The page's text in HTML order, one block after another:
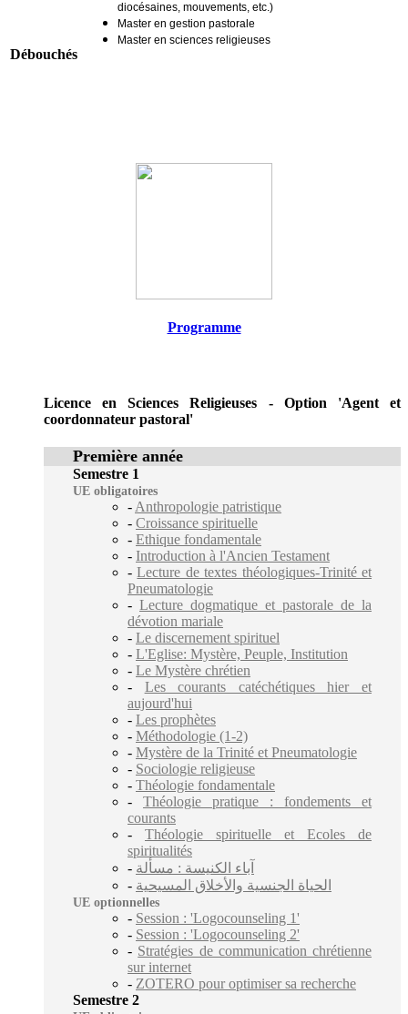
Débouchés
diocésaines, mouvements, etc.)
Master en gestion pastorale
Master en sciences religieuses
Programme
Licence en Sciences Religieuses - Option 'Agent et
coordonnateur pastoral'
Première année
Semestre 1
UE obligatoires
- Anthropologie patristique
- Croissance spirituelle
- Ethique fondamentale
- Introduction à l'Ancien Testament
-Lecture de textes théologiques-Trinité et
Pneumatologie
- Lecture dogmatique et pastorale de la
dévotion mariale
- Le discernement spirituel
- L'Eglise: Mystère, Peuple, Institution
- Le Mystère chrétien
- Les courants catéchétiques hier et
aujourd'hui
- Les prophètes
- Méthodologie (1-2)
- Mystère de la Trinité et Pneumatologie
- Sociologie religieuse
- Théologie fondamentale
- Théologie pratique : fondements et
courants
- Théologie spirituelle et Ecoles de
spiritualités
- آباء الكنيسة : مسألة
- الحياة الجنسية والأخلاق المسيحية
UE optionnelles
- Session : 'Logocounseling 1'
- Session : 'Logocounseling 2'
- Stratégies de communication chrétienne
sur internet
- ZOTERO pour optimiser sa recherche
Semestre 2